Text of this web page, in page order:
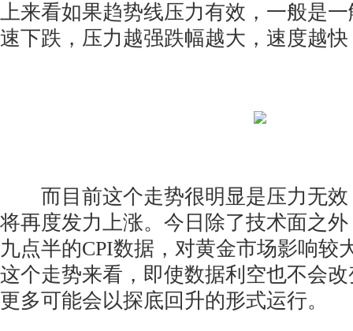
上来看如果趋势线压力有效，一般是
速下跌，压力越强跌幅越大，速度越
而目前这个走势很明显是压力无效
将再度发力上涨。今日除了技术面之
九点半的CPI数据，对黄金市场影响较
这个走势来看，即使数据利空也不会
更多可能会以探底回升的形式运行。